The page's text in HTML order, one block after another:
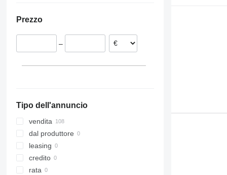
Belgio
Spagna
Prezzo
–
Tipo dell'annuncio
vendita
dal produttore
leasing
credito
rata